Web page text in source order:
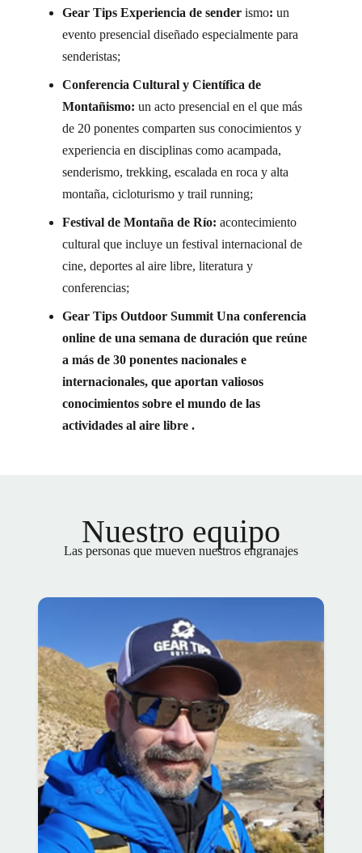
Gear Tips Experiencia de senderismo: un
evento presencial diseñado especialmente para
senderistas;
Conferencia Cultural y Científica de
Montañismo: un acto presencial en el que más
de 20 ponentes comparten sus conocimientos y
experiencia en disciplinas como acampada,
senderismo, trekking, escalada en roca y alta
montaña, cicloturismo y trail running;
Festival de Montaña de Río: acontecimiento
cultural que incluye un festival internacional de
cine, deportes al aire libre, literatura y
conferencias;
Gear Tips Outdoor Summit Una conferencia
online de una semana de duración que reúne
a más de 30 ponentes nacionales e
internacionales, que aportan valiosos
conocimientos sobre el mundo de las
actividades al aire libre .
Nuestro equipo
Las personas que mueven nuestros engranajes